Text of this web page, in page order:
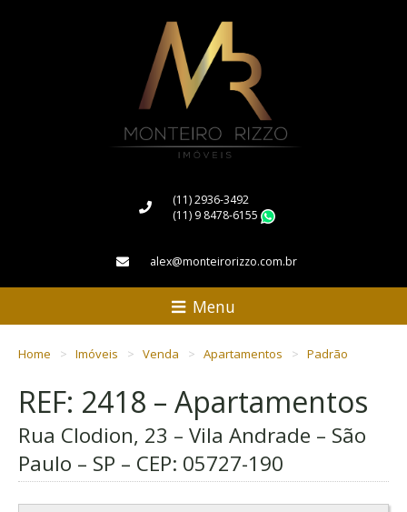
(11) 2936-3492
(11) 9 8478-6155
alex@monteirorizzo.com.br
Menu
Home Imóveis Venda Apartamentos Padrão
REF: 2418 – Apartamentos
Rua Clodion, 23 – Vila Andrade – São
Paulo – SP – CEP: 05727-190